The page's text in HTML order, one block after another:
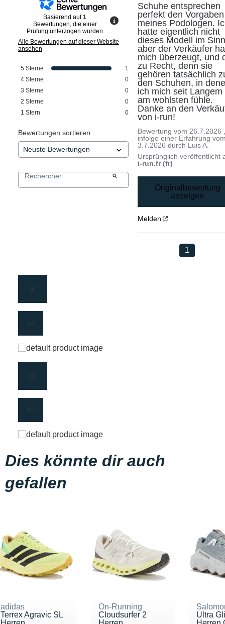
Basierend auf1
Bewertungen, die einer
Prüfung unterzogen wurden
Alle Bewertungen auf dieser Website
ansehen
5 Sterne
1
4 Sterne
0
3 Sterne
0
2 Sterne
0
1 Stern 0
Bewertungen sortieren
Schuhe entsprechen
perfekt den Vorgaben
meines Podologen.
hatte eigentlich nicht
dieses Modell im
aber der Verkäufer
mich überzeugt, und
zu Recht, denn sie
gehören tatsächlich
den Schuhen, in
ich mich seit Langem
am wohlsten fühle.
Danke an den
von i-run!
Bewertung vom 26.7.2026
infolge einer Erfahrung
3.7.2026 durch Luis A.
Ursprünglich veröffentlicht
i-run.fr (fr)
Originalbewertung
anzeigen
Melden
1
Dies könnte dir auch
gefallen
adidas
Terrex Agravic SL
On-Running
Cloudsurfer 2
Ultra